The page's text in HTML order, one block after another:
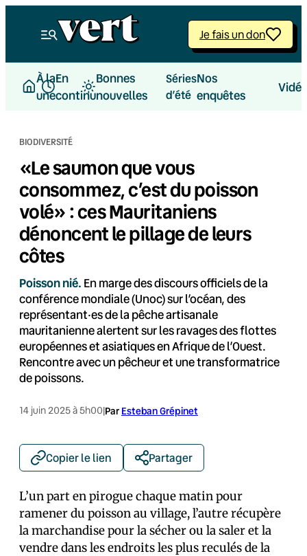
Je fais un don
À la
une
En
continu
Bonnes
nouvelles
Séries
d’été
Nos
enquêtes
BIODIVERSITÉ
«Le saumon que vous
consommez, c’est du poisson
volé» : ces Mauritaniens
dénoncent le pillage de leurs
côtes
Poisson nié. En marge des discours officiels de la
conférence mondiale (Unoc) sur l’océan, des
représentant·es de la pêche artisanale
mauritanienne alertent sur les ravages des flottes
européennes et asiatiques en Afrique de l’Ouest.
Rencontre avec un pêcheur et une transformatrice
de poissons.
14 juin 2025 à 5h00|Par Esteban Grépinet
Copier le lien Partager
L’un part en pirogue chaque matin pour
ramener du poisson au village, l’autre récupère
la marchandise pour la sécher ou la saler et la
vendre dans les endroits les plus reculés de la